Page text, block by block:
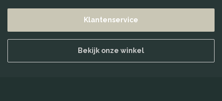
Klantenservice
Bekijk onze winkel